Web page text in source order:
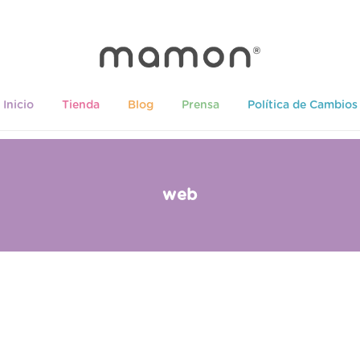
Inicio Tienda Blog Prensa Política de Cambios
web